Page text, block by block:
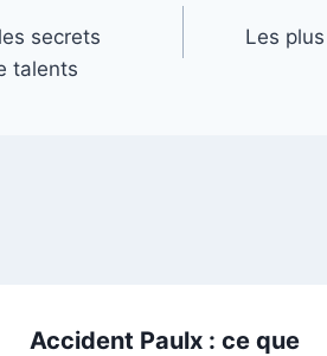
secrets
talents
Les
Accident Paulx : ce que